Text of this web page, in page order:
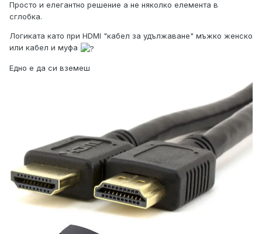
Просто и елегантно решение а не няколко елемента в
сглобка.
Логиката като при HDMI "кабел за удължаване" мъжко женско
или кабел и муфа
Едно е да си вземеш